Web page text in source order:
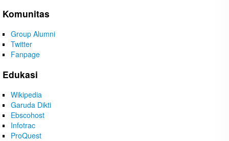
Komunitas
Group Alumni
Twitter
Fanpage
Edukasi
Wikipedia
Garuda Dikti
Ebscohost
Infotrac
ProQuest